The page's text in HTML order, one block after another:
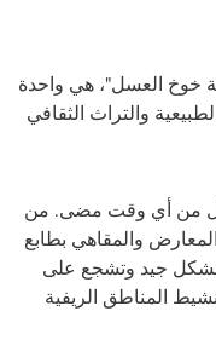
خوخ العسل"، هي واحدة
والتراث الثقافي
من أي وقت مضى. من
والمقاهي بطابع
بشكل جيد وتشجع على
المناطق الريفية